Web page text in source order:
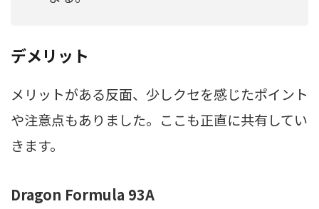
デメリット
メリットがある反面、少しクセを感じたポイント
や注意点もありました。ここも正直に共有してい
きます。
Dragon Formula 93A